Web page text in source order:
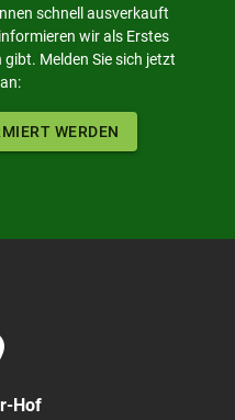
schnell ausverkauft
wir als Erstes
gibt. Melden Sie sich jetzt
WERDEN
Hof